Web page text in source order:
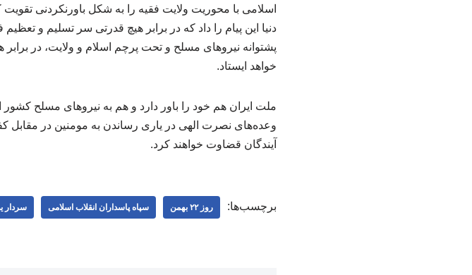
اسلامی با محوریت ولایت فقیه را به شکل باورنکردنی
دنیا این پیام را داد که در برابر هیچ قدرتی سر تسلیم و
پشتوانه نیروهای مسلح و تحت پرچم اسلام و ولایت، در
خواهد ایستاد.
ملت ایران هم خود را باور دارد و هم به نیروهای مسلح
وعده‌های نصرت الهی در یاری رساندن به مومنین در مقابل
آیندگان قضاوت خواهند کرد.
برچسب‌ها: روز ۲۲ بهمن سپاه پاسداران انقلاب اسلامی سردار